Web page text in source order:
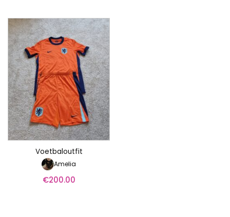
Voetbaloutfit
Amelia
€200.00